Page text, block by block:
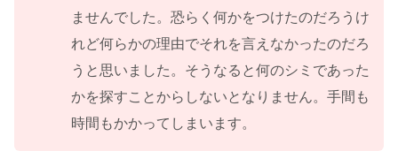
ませんでした。恐らく何かをつけたのだろうけ
れど何らかの理由でそれを言えなかったのだろ
うと思いました。そうなると何のシミであった
かを探すことからしないとなりません。手間も
時間もかかってしまいます。